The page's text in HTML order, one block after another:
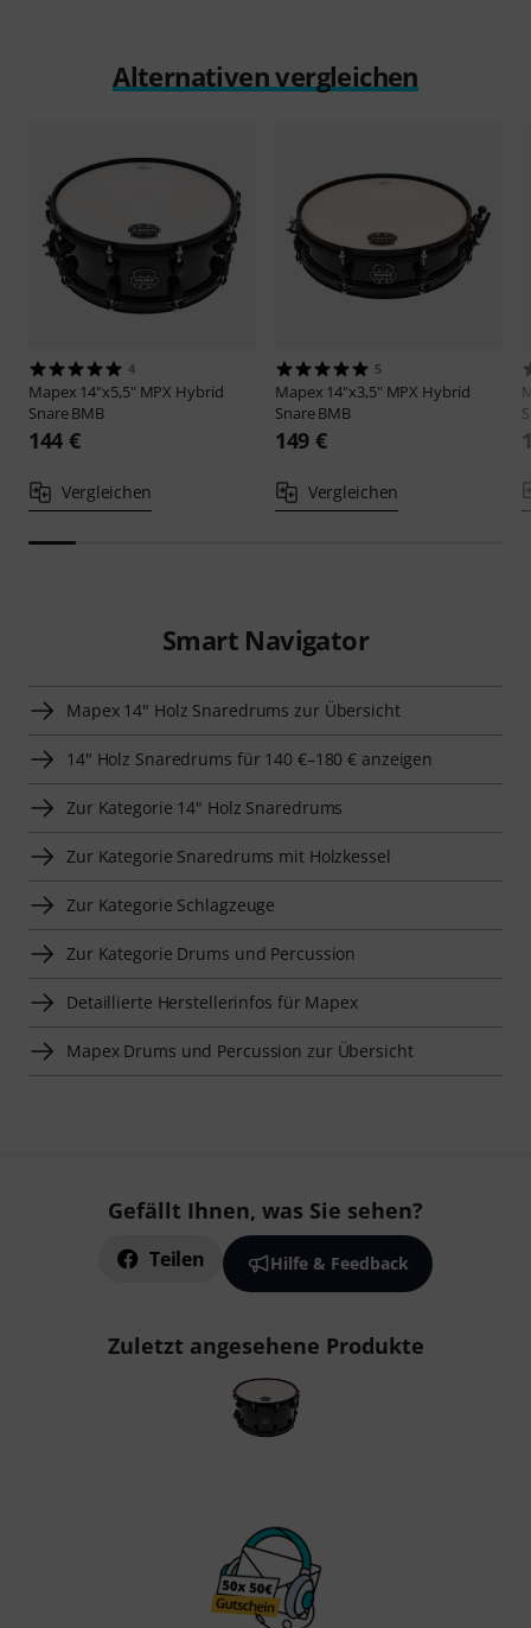
Alternativen vergleichen
4
Mapex 14"x5,5" MPX Hybrid
Snare BMB
144 €
Vergleichen
5
Mapex 14"x3,5" MPX Hybrid
Snare BMB
149 €
Vergleichen
Smart Navigator
Mapex 14" Holz Snaredrums zur Übersicht
14" Holz Snaredrums für 140 €–180 € anzeigen
Zur Kategorie 14" Holz Snaredrums
Zur Kategorie Snaredrums mit Holzkessel
Zur Kategorie Schlagzeuge
Zur Kategorie Drums und Percussion
Detaillierte Herstellerinfos für Mapex
Mapex Drums und Percussion zur Übersicht
Gefällt Ihnen, was Sie sehen?
Teilen Hilfe & Feedback
Zuletzt angesehene Produkte